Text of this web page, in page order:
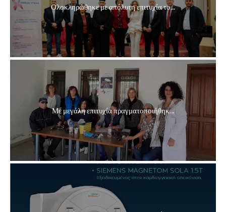
Ολοκληρώθηκε με απόλυτη επιτυχία το...
Με μεγάλη επιτυχία πραγματοποιήθηκ...